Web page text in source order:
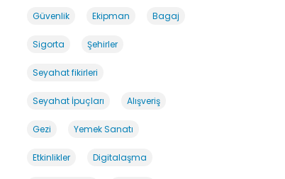
Güvenlik Ekipman Bagaj
Sigorta Şehirler
Seyahat fikirleri
Seyahat İpuçları Alışveriş
Gezi Yemek Sanatı
Etkinlikler Digitalaşma